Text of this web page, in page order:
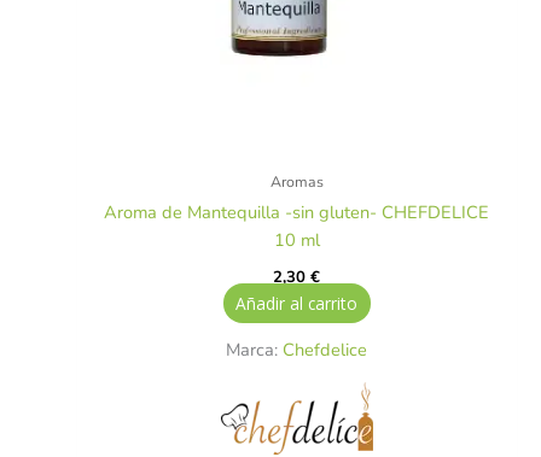
Aromas
Aroma de Mantequilla -sin gluten- CHEFDELICE
10 ml
2,30€
Añadir al carrito
Marca: Chefdelice